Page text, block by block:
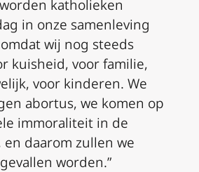
katholieken
in onze samenleving
wij nog steeds
kuisheid, voor familie,
voor kinderen. We
abortus, we komen op
immoraliteit in de
en daarom zullen we
worden.”